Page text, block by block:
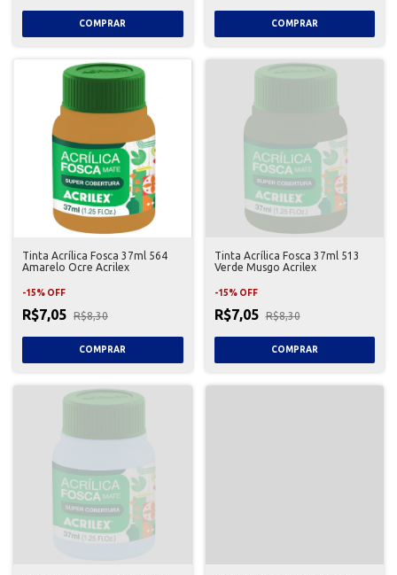
Tinta Acrílica Fosca 37ml 564
Amarelo Ocre Acrilex
-15% OFF
R$7,05 R$8,30
Tinta Acrílica Fosca 37ml 513
Verde Musgo Acrilex
-15% OFF
R$7,05 R$8,30